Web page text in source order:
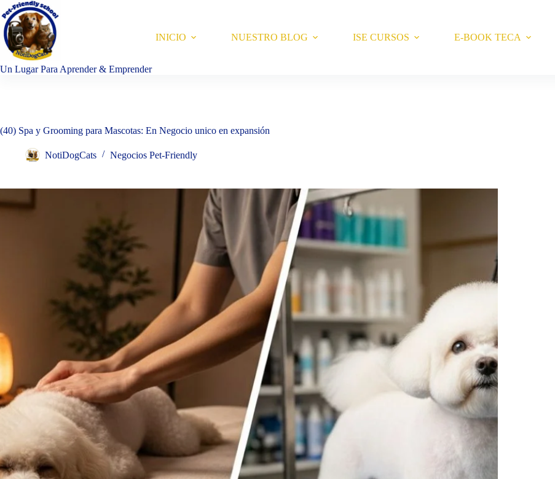
Saltar
al
contenido
Un Lugar Para Aprender & Emprender
INICIO NUESTRO BLOG ISE CURSOS E-BOOK TECA
(40) Spa y Grooming para Mascotas: En Negocio unico en expansión
NotiDogCats Negocios Pet-Friendly